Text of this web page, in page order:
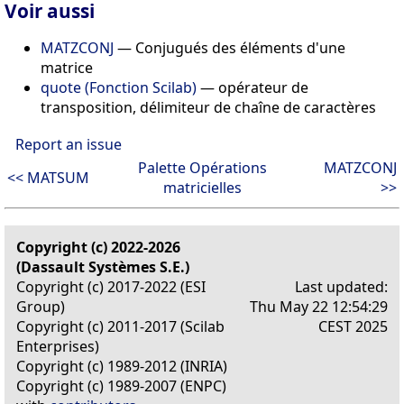
Voir aussi
MATZCONJ — Conjugués des éléments d'une
matrice
quote (Fonction Scilab)— opérateur de
transposition, délimiteur de chaîne de caractères
Report an issue
<< MATSUM
Palette Opérations
matricielles
MATZCONJ
>>
Copyright (c) 2022-2026
(Dassault Systèmes S.E.)
Copyright (c) 2017-2022 (ESI
Group)
Copyright (c) 2011-2017 (Scilab
Enterprises)
Copyright (c) 1989-2012 (INRIA)
Copyright (c) 1989-2007 (ENPC)
Last updated:
Thu May 22 12:54:29
CEST 2025